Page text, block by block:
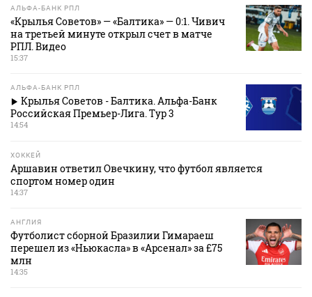
АЛЬФА-БАНК РПЛ
«Крылья Советов» — «Балтика» — 0:1. Чивич
на третьей минуте открыл счет в матче
РПЛ. Видео
15:37
АЛЬФА-БАНК РПЛ
Крылья Советов - Балтика. Альфа-Банк
Российская Премьер-Лига. Тур 3
14:54
ХОККЕЙ
Аршавин ответил Овечкину, что футбол является
спортом номер один
14:37
АНГЛИЯ
Футболист сборной Бразилии Гимараеш
перешел из «Ньюкасла» в «Арсенал» за £75
млн
14:35